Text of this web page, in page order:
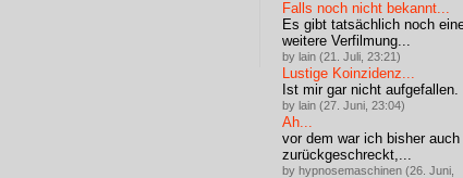
Falls noch nicht bekannt...
Es gibt tatsächlich noch
weitere Verfilmung...
by lain (21. Juli, 23:21)
Lustige Koinzidenz...
Ist mir gar nicht aufgefallen.
by lain (27. Juni, 23:04)
Ah...
vor dem war ich bisher auch
zurückgeschreckt,...
by hypnosemaschinen (26. Juni,